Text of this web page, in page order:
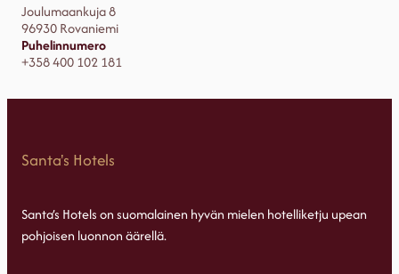
Joulumaankuja 8
96930 Rovaniemi
Puhelinnumero
+358 400 102 181
Santa's Hotels
Santa’s Hotels on suomalainen hyvän mielen hotelliketju upean
pohjoisen luonnon äärellä.